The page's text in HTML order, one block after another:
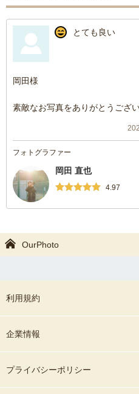
とても良い
岡田様
素敵なお写真をありがとうござい
き本当にありがとうございました
また機会がありましたらぜひお
フォトグラファー
岡田 直也
4.97
OurPhoto
利用規約
企業情報
プライバシーポリシー